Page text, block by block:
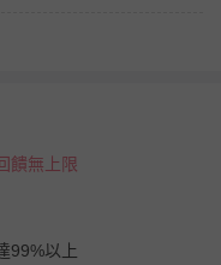
饋無上限
99%以上